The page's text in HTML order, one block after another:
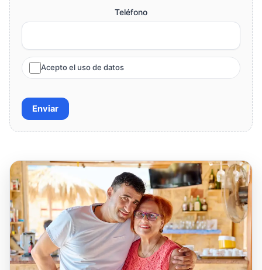
Teléfono
Acepto el uso de datos
Enviar